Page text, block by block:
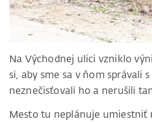
Na Východnej ulici vzniklo
si, aby sme sa v ňom správali
neznečisťovali ho a nerušili
Mesto tu neplánuje umiestniť